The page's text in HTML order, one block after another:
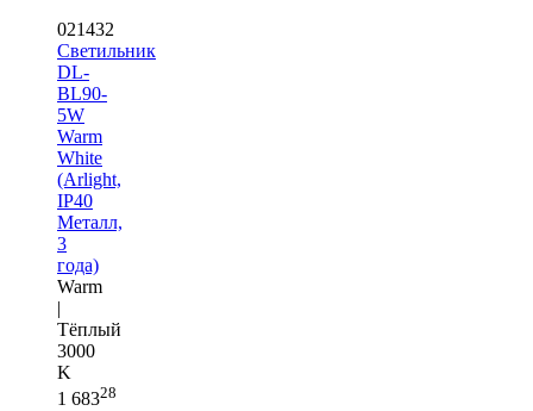
021432
Светильник
DL-
BL90-
5W
Warm
White
(Arlight,
IP40
Металл,
3
года)
Warm
|
Тёплый
3000
K
1 68328